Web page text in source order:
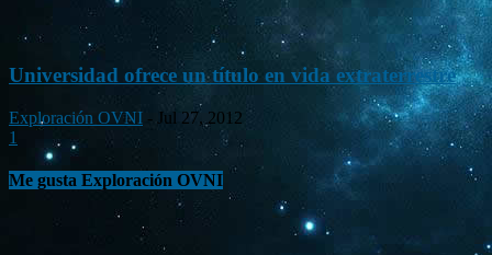
Universidad ofrece un título en vida extraterrestre
Exploración OVNI - Jul 27, 2012
1
Me gusta Exploración OVNI